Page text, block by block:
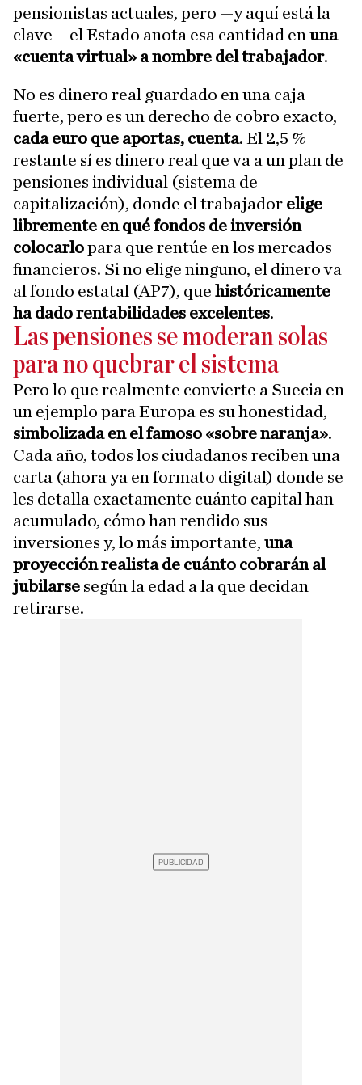
pensionistas actuales, pero —y aquí está la
clave— el Estado anota esa cantidad en una
«cuenta virtual» a nombre del trabajador.
No es dinero real guardado en una caja
fuerte, pero es un derecho de cobro exacto,
cada euro que aportas, cuenta. El 2,5 %
restante sí es dinero real que va a un plan de
pensiones individual (sistema de
capitalización), donde el trabajador elige
libremente en qué fondos de inversión
colocarlopara que rentúe en los mercados
financieros. Si no elige ninguno, el dinero va
al fondo estatal (AP7), que históricamente
ha dado rentabilidades excelentes.
Las pensiones se moderan solas
para no quebrar el sistema
Pero lo que realmente convierte a Suecia en
un ejemplo para Europa es su honestidad,
simbolizada en el famoso «sobre naranja».
Cada año, todos los ciudadanos reciben una
carta (ahora ya en formato digital) donde se
les detalla exactamente cuánto capital han
acumulado, cómo han rendido sus
inversiones y, lo más importante, una
proyección realista de cuánto cobrarán al
jubilarse según la edad a la que decidan
retirarse.